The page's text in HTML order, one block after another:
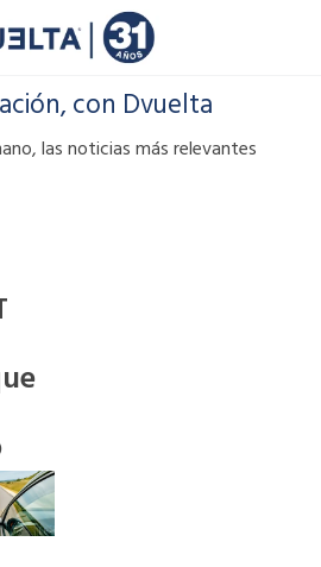
con Dvuelta
las noticias más relevantes